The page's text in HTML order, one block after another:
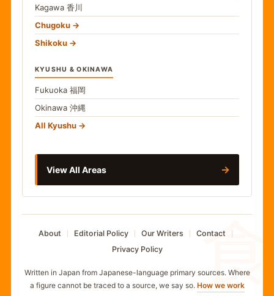
食
Kagawa 香川
Chugoku
Shikoku
KYUSHU & OKINAWA
Fukuoka 福岡
Okinawa 沖縄
All Kyushu
View All Areas →
About Editorial Policy Our Writers
Contact
Privacy Policy
Written in Japan from Japanese-language primary sources. Where
a figure cannot be traced to a source, we say so. How we work